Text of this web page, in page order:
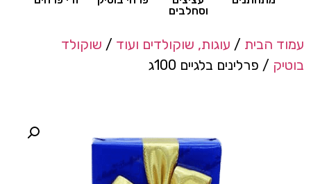
וסחלבים
עמוד הבית / עוגות, שוקולדים ועוד / שוקולד
בוטיק / פרלינים בלגיים 100ג